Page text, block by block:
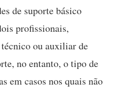
de suporte básico
profissionais,
ou auxiliar de
no entanto, o tipo de
em casos nos quais não